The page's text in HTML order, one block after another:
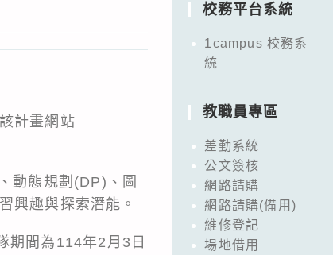
計畫網站
動態規劃(DP)、圖
興趣與探索潛能。
期間為114年2月3日
校務平台系統
1campus 校務系
統
教職員專區
差勤系統
公文簽核
網路請購
網路請購(備用)
維修登記
場地借用